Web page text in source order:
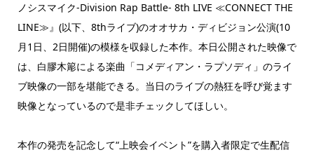
ノシスマイク-Division Rap Battle- 8th LIVE ≪CONNECT THE
LINE≫』(以下、8thライブ)のオオサカ・ディビジョン公演(10
月1日、2日開催)の模様を収録した本作。本日公開された映像で
は、白膠木簓による楽曲「コメディアン・ラプソディ」のライ
ブ映像の一部を堪能できる。当日のライブの熱狂を呼び覚ます
映像となっているので是非チェックしてほしい。
本作の発売を記念して“上映会イベント”を購入者限定で生配信